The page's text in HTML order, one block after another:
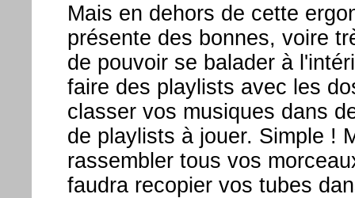
Mais en dehors de cette
présente des bonnes, voire
de pouvoir se balader à
faire des playlists avec les
classer vos musiques dans
de playlists à jouer. Simple !
rassembler tous vos
faudra recopier vos tubes